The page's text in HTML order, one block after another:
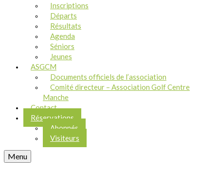
Inscriptions
Départs
Résultats
Agenda
Séniors
Jeunes
ASGCM
Documents officiels de l’association
Comité directeur – Association Golf Centre
Manche
Contact
Réservations
Abonnés
Visiteurs
Menu